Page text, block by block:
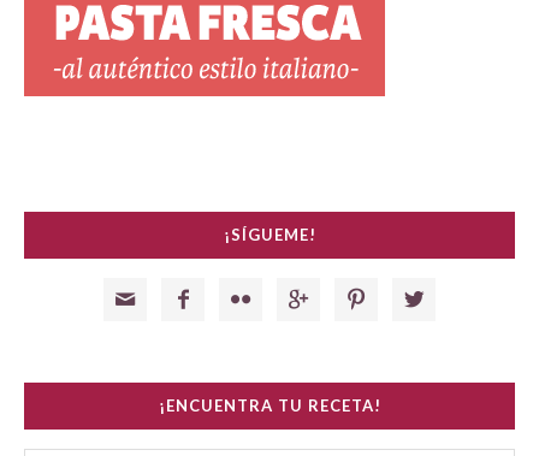
¡SÍGUEME!
     
¡ENCUENTRA TU RECETA!